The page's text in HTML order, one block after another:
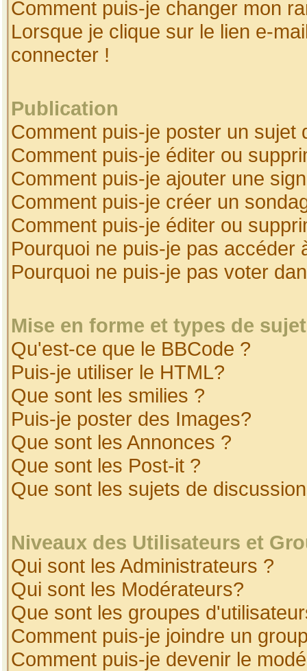
Comment puis-je changer mon
Lorsque je clique sur le lien e-
connecter !
Publication
Comment puis-je poster un sujet
Comment puis-je éditer ou
Comment puis-je ajouter une
Comment puis-je créer un
Comment puis-je éditer ou
Pourquoi ne puis-je pas accéder
Pourquoi ne puis-je pas voter
Mise en forme et types de
Qu'est-ce que le BBCode ?
Puis-je utiliser le HTML?
Que sont les smilies ?
Puis-je poster des Images?
Que sont les Annonces ?
Que sont les Post-it ?
Que sont les sujets de
Niveaux des Utilisateurs et
Qui sont les Administrateurs ?
Qui sont les Modérateurs?
Que sont les groupes
Comment puis-je joindre un
Comment puis-je devenir le